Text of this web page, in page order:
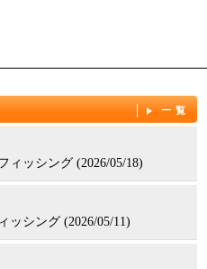
一覧
ィッシング (2026/05/18)
ッシング (2026/05/11)